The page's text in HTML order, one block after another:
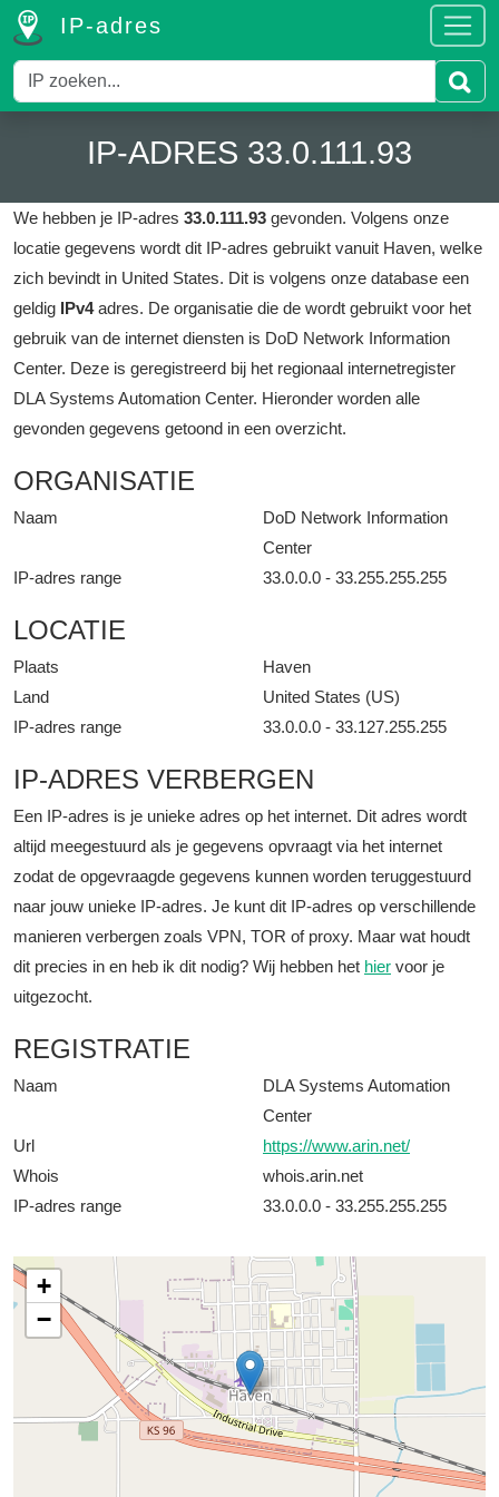
IP-adres
IP-ADRES 33.0.111.93
We hebben je IP-adres 33.0.111.93 gevonden. Volgens onze
locatie gegevens wordt dit IP-adres gebruikt vanuit Haven, welke
zich bevindt in United States. Dit is volgens onze database een
geldig IPv4adres. De organisatie die de wordt gebruikt voor het
gebruik van de internet diensten is DoD Network Information
Center. Deze is geregistreerd bij het regionaal internetregister
DLA Systems Automation Center. Hieronder worden alle
gevonden gegevens getoond in een overzicht.
ORGANISATIE
Naam
DoD Network Information
Center
IP-adres range
33.0.0.0 - 33.255.255.255
LOCATIE
Plaats
Haven
Land
United States (US)
IP-adres range
33.0.0.0 - 33.127.255.255
IP-ADRES VERBERGEN
Een IP-adres is je unieke adres op het internet. Dit adres wordt
altijd meegestuurd als je gegevens opvraagt via het internet
zodat de opgevraagde gegevens kunnen worden teruggestuurd
naar jouw unieke IP-adres. Je kunt dit IP-adres op verschillende
manieren verbergen zoals VPN, TOR of proxy. Maar wat houdt
dit precies in en heb ik dit nodig? Wij hebben het hier voor je
uitgezocht.
REGISTRATIE
Naam
DLA Systems Automation
Center
Url
https://www.arin.net/
Whois
whois.arin.net
IP-adres range
33.0.0.0 - 33.255.255.255
+
−